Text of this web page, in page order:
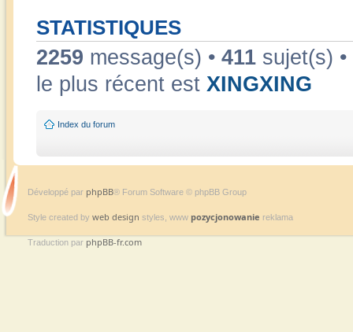
STATISTIQUES
2259 message(s) • 411 sujet(s) •
le plus récent est XINGXING
Index du forum
Développé par phpBB® Forum Software © phpBB Group
Style created by web design styles, www pozycjonowanie reklama
Traduction par phpBB-fr.com